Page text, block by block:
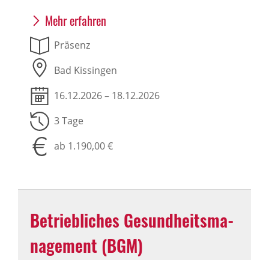
Mehr erfahren
Präsenz
Bad Kissingen
16.12.2026 – 18.12.2026
3 Tage
ab 1.190,00 €
Betrieb­li­ches Gesund­heits­ma­
nage­ment (BGM)